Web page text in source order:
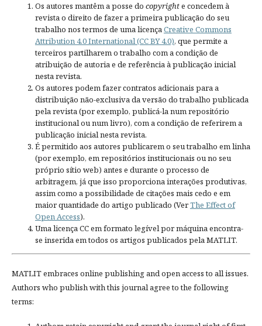
Os autores mantêm a posse do copyrighte concedem à
revista o direito de fazer a primeira publicação do seu
trabalho nos termos de uma licençaCreative Commons
Attribution 4.0 International (CC BY 4.0), que permite a
terceiros partilharem o trabalho com a condição de
atribuição de autoria e de referência à publicação inicial
nesta revista.
Os autores podem fazer contratos adicionais para a
distribuição não-exclusiva da versão do trabalho publicada
pela revista (por exemplo, publicá-la num repositório
institucional ou num livro), com a condição de referirem a
publicação inicial nesta revista.
É permitido aos autores publicarem o seu trabalho em linha
(por exemplo, em repositórios institucionais ou no seu
próprio sítio web) antes e durante o processo de
arbitragem, já que isso proporciona interações produtivas,
assim como a possibilidade de citações mais cedo e em
maior quantidade do artigo publicado (VerThe Effect of
Open Access).
Uma licença CC em formato legível por máquina encontra-
se inserida em todos os artigos publicados pela MATLIT.
MATLIT embraces online publishing and open access to all issues.
Authors who publish with this journal agree to the following
terms: